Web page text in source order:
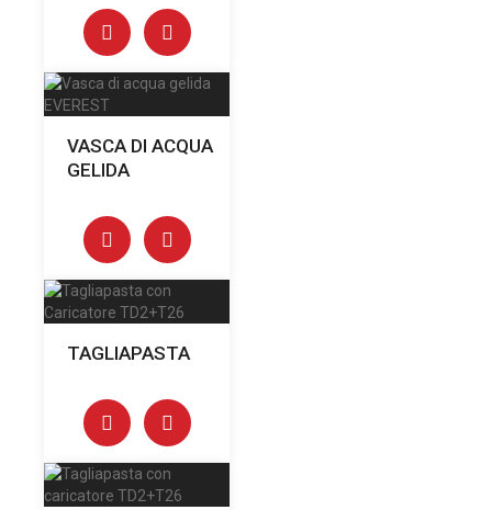
VASCA DI ACQUA
GELIDA
TAGLIAPASTA